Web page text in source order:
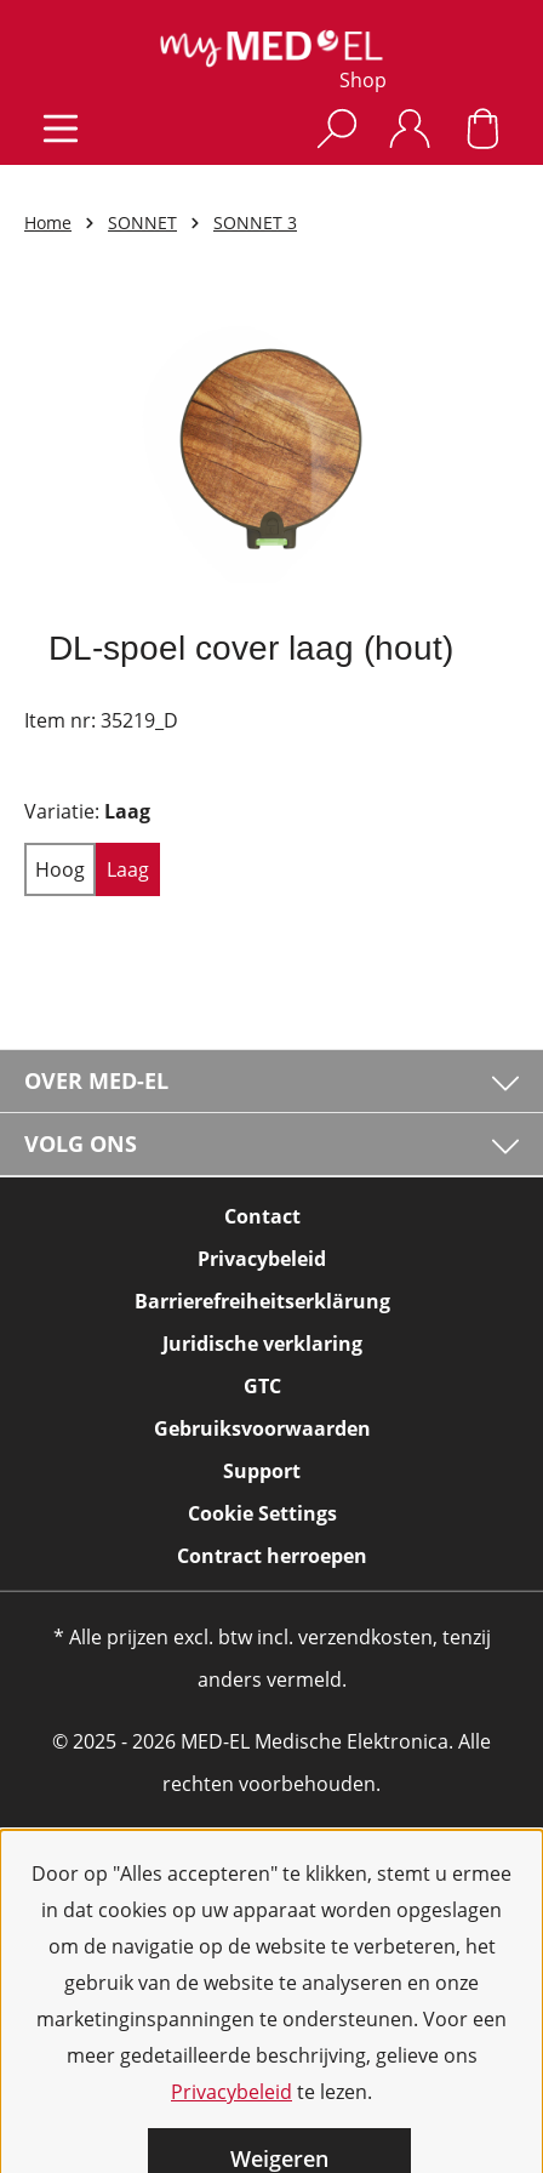
Door op "Alles accepteren" te klikken, stemt u ermee
in dat cookies op uw apparaat worden opgeslagen
om de navigatie op de website te verbeteren, het
gebruik van de website te analyseren en onze
marketinginspanningen te ondersteunen. Voor een
meer gedetailleerde beschrijving, gelieve ons
Privacybeleid te lezen.
Weigeren
Shop
Home SONNET SONNET 3
DL-spoel cover laag (hout)
Item nr: 35219_D
Variatie: Laag
Hoog Laag
OVER MED-EL
VOLG ONS
Contact
Privacybeleid
Barrierefreiheitserklärung
Juridische verklaring
GTC
Gebruiksvoorwaarden
Support
Cookie Settings
Contract herroepen
* Alle prijzen excl. btw incl. verzendkosten, tenzij
anders vermeld.
© 2025 - 2026 MED-EL Medische Elektronica. Alle
rechten voorbehouden.